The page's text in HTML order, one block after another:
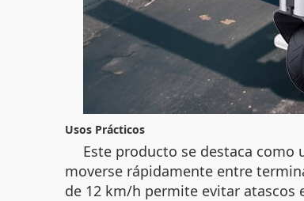
Usos Prácticos
Este producto se destaca como
moverse rápidamente entre
de 12 km/h permite evitar atascos